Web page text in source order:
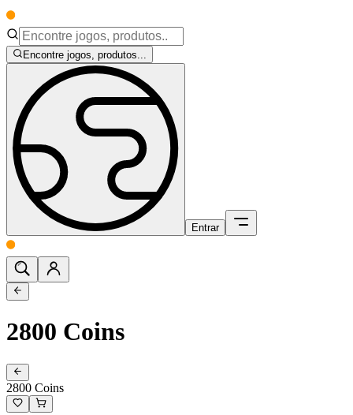
Encontre jogos, produtos...
Entrar
2800 Coins
2800 Coins